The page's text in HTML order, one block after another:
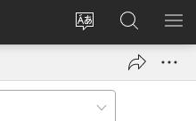
Badili
tovuti
Ingia
(opens
Tafuta
Katika
JW.ORG